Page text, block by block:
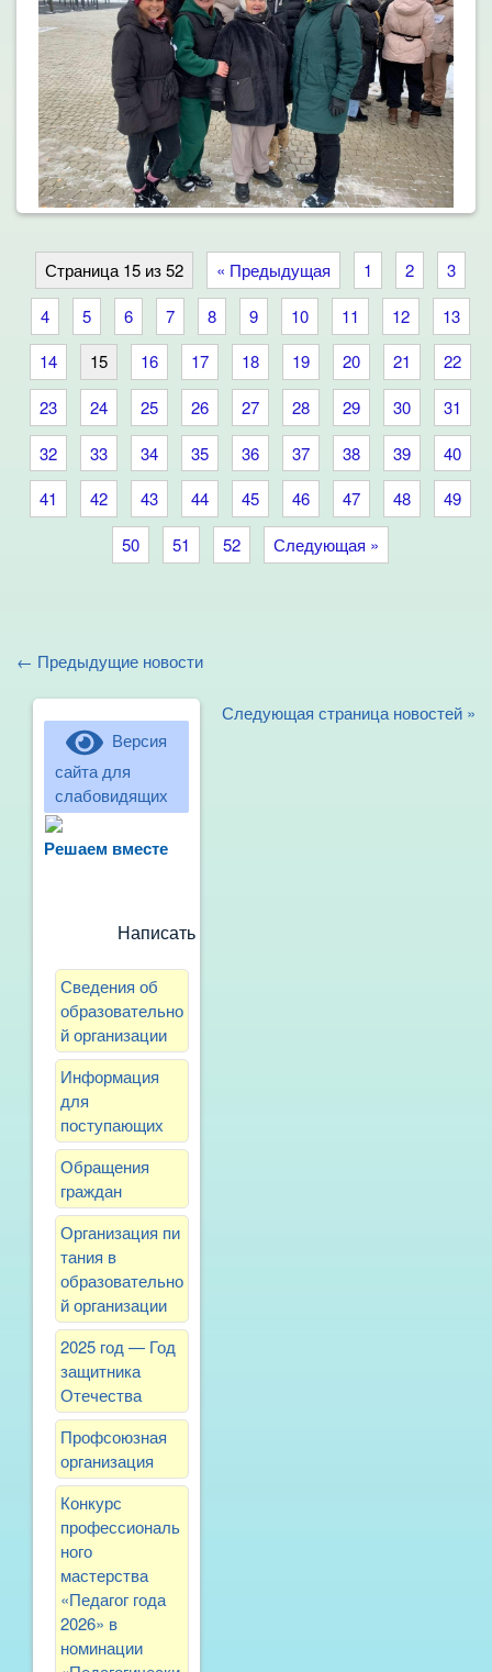
Страница 15 из 52 « Предыдущая 1 2
3
4
5 6 7 8 9 10 11 12
13
14
15 16 17 18 19 20 21
22
23
24 25 26 27 28 29 30
31
32
33 34 35 36 37 38 39
40
41
42 43 44 45 46 47 48
49
50
51 52 Следующая »
← Предыдущие новости
Следующая страница новостей »
Версия
сайта для
слабовидящих
Решаем вместе
Хотите рассказать о воспитателях?
Написать сообщение
Сведения об
образовательно
й организации
Информация
для
поступающих
Обращения
граждан
Организация пи
тания в
образовательно
й организации
2025 год — Год
защитника
Отечества
Профсоюзная
организация
Конкурс
профессиональ
ного
мастерства
«Педагог года
2026» в
номинации